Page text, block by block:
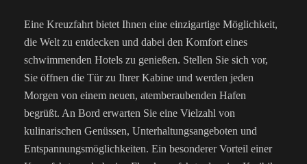
Eine Kreuzfahrt bietet Ihnen eine einzigartige Möglichkeit,
die Welt zu entdecken und dabei den Komfort eines
schwimmenden Hotels zu genießen. Stellen Sie sich vor,
Sie öffnen die Tür zu Ihrer Kabine und werden jeden
Morgen von einem neuen, atemberaubenden Hafen
begrüßt. An Bord erwarten Sie eine Vielzahl von
kulinarischen Genüssen, Unterhaltungsangeboten und
Entspannungsmöglichkeiten. Ein besonderer Vorteil einer